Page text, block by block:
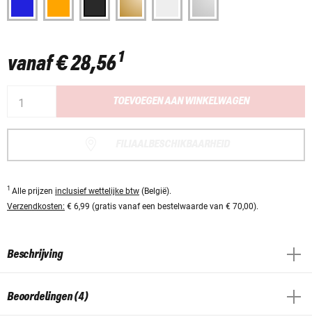
vanaf€ 28,56 1
TOEVOEGEN AAN WINKELWAGEN
1 Alle prijzen inclusief wettelijke btw (België).
Verzendkosten: € 6,99 (gratis vanaf een bestelwaarde van € 70,00).
Beschrijving
Beoordelingen (4)